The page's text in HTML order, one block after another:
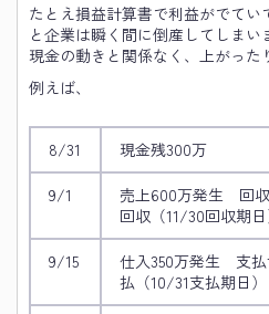
たとえ損益計算書で利益がでてい
と企業は瞬く間に倒産してしまい
現金の動きと関係なく、上がった
例えば、
8/31 現金残300万
9/1
売上600万発生 回
回収（11/30回収期日
9/15
仕入350万発生 支払
払（10/31支払期日）